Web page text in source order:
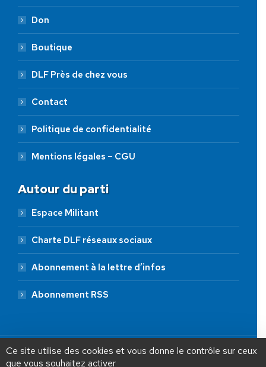
Don
Boutique
DLF Près de chez vous
Contact
Politique de confidentialité
Mentions légales – CGU
Autour du parti
Espace Militant
Charte DLF réseaux sociaux
Abonnement à la lettre d’infos
Abonnement RSS
JE FAIS UN DON À DLF
Ce site utilise des cookies et vous donne le contrôle sur ceux
que vous souhaitez activer